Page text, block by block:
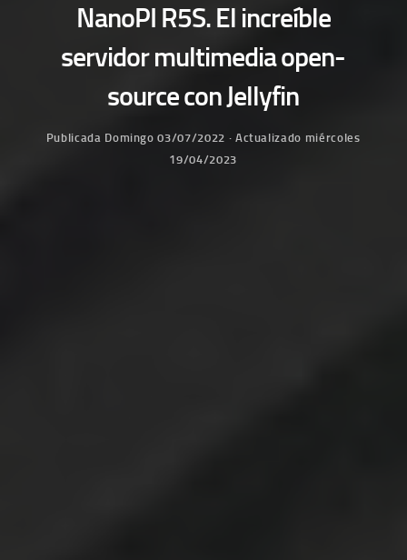
NanoPI R5S. El increíble
servidor multimedia open-
source con Jellyfin
Publicada Domingo 03/07/2022 · Actualizado miércoles
19/04/2023